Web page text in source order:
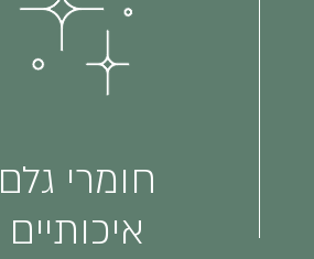
חומרי גלם
איכותיים